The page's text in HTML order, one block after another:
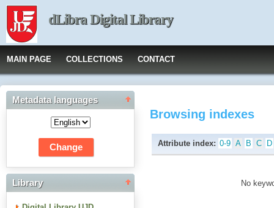
dLibra Digital Library
MAIN PAGE COLLECTIONS CONTACT
Metadata languages
Library
Browsing indexes
Attribute index: 0-9 A B C D
No